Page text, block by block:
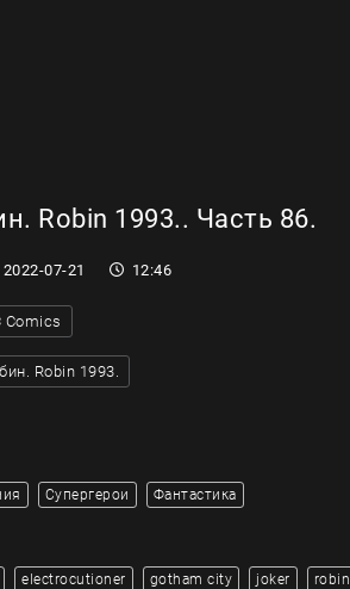
Robin 1993.. Часть 86.
2022-07-21 12:46
Comics
Robin 1993.
Супергерои Фантастика
electrocutioner gotham city joker robin